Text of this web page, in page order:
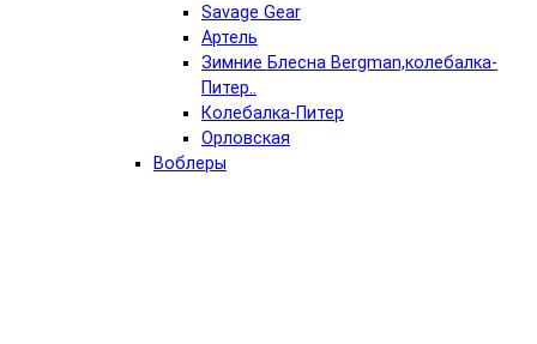
Savage Gear
Артель
Зимние Блесна Bergman,колебалка-
Питер..
Колебалка-Питер
Орловская
Воблеры